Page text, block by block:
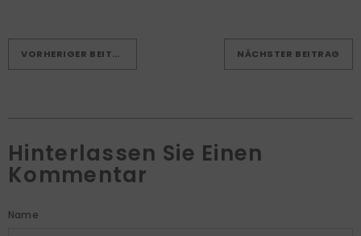
VORHERIGER BEITRAG NÄCHSTER BEITRAG
Hinterlassen Sie Einen
Kommentar
Name